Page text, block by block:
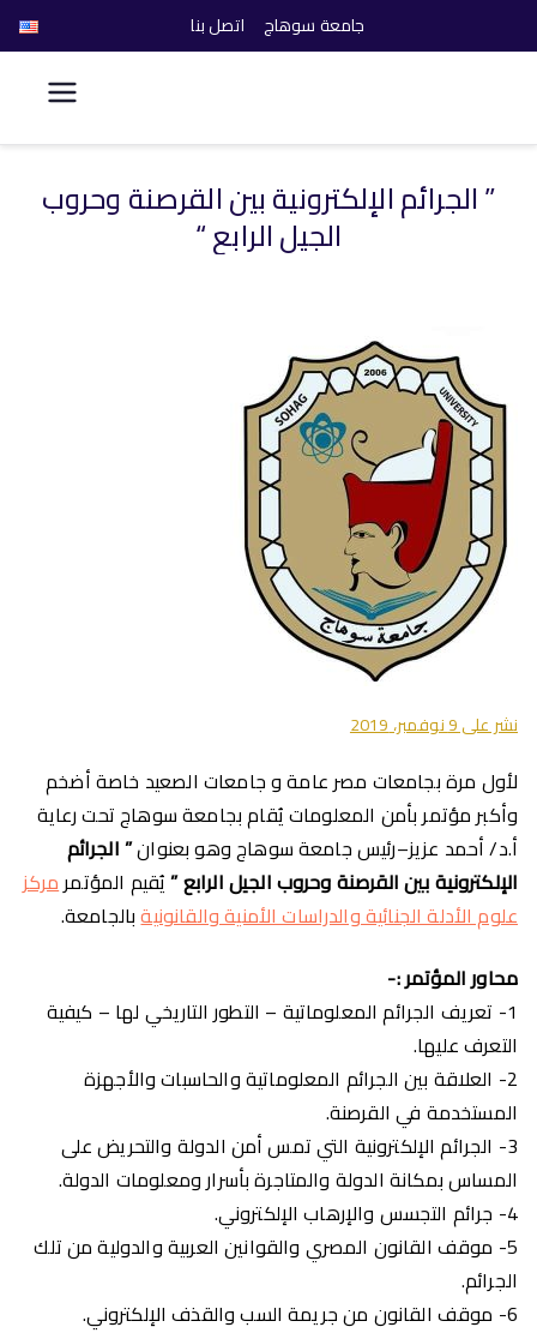
تخطى
جامعة سوهاج اتصل بنا
كلية الحاسبات والذكاء
الاصطناعي
” الجرائم الإلكترونية بين القرصنة وحروب
الجيل الرابع “
نشر على9 نوفمبر، 2019
لأول مرة بجامعات مصر عامة و جامعات الصعيد خاصة أضخم
وأكبر مؤتمر بأمن المعلومات يُقام بجامعة سوهاج تحت رعاية
أ.د/ أحمد عزيز–رئيس جامعة سوهاج وهو بعنوان” الجرائم
الإلكترونية بين القرصنة وحروب الجيل الرابع ”يُقيم المؤتمرمركز
علوم الأدلة الجنائية والدراسات الأمنية والقانونيةبالجامعة.
محاور المؤتمر :-
1- تعريف الجرائم المعلوماتية – التطور التاريخي لها – كيفية
التعرف عليها.
2- العلاقة بين الجرائم المعلوماتية والحاسبات والأجهزة
المستخدمة في القرصنة.
3- الجرائم الإلكترونية التي تمس أمن الدولة والتحريض على
المساس بمكانة الدولة والمتاجرة بأسرار ومعلومات الدولة.
4- جرائم التجسس والإرهاب الإلكتروني.
5- موقف القانون المصري والقوانين العربية والدولية من تلك
الجرائم.
6- موقف القانون من جريمة السب والقذف الإلكتروني.